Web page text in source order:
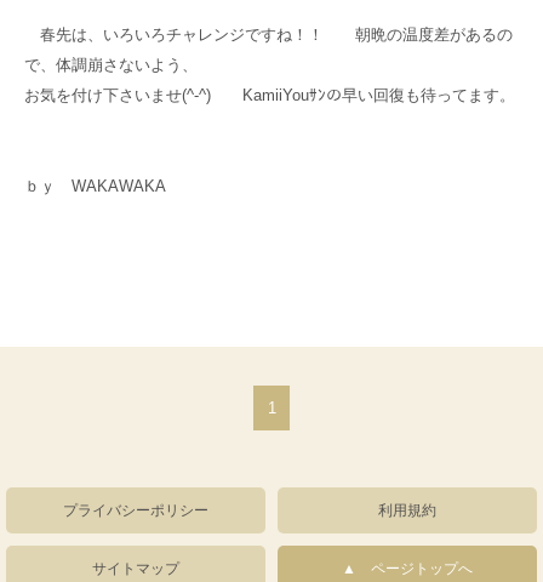
春先は、いろいろチャレンジですね！！ 朝晩の温度差があるの
で、体調崩さないよう、
お気を付け下さいませ(^-^) KamiiYouｻﾝの早い回復も待ってます。
ｂｙ WAKAWAKA
1
プライバシーポリシー 利用規約
サイトマップ ページトップへ